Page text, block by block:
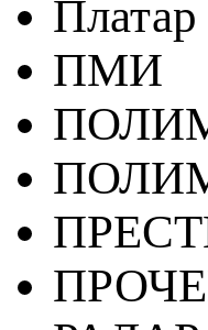
Платар
ПМИ